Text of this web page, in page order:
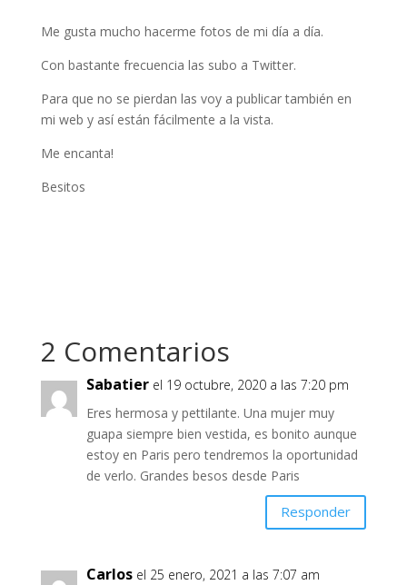
Me gusta mucho hacerme fotos de mi día a día.
Con bastante frecuencia las subo a Twitter.
Para que no se pierdan las voy a publicar también en
mi web y así están fácilmente a la vista.
Me encanta!
Besitos
2 Comentarios
Sabatier el 19 octubre, 2020 a las 7:20 pm
Eres hermosa y pettilante. Una mujer muy
guapa siempre bien vestida, es bonito aunque
estoy en Paris pero tendremos la oportunidad
de verlo. Grandes besos desde Paris
Responder
Carlos el 25 enero, 2021 a las 7:07 am